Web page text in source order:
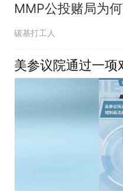
MMP公投赌局为
砸？
碳基打工人
美参议院通过一项